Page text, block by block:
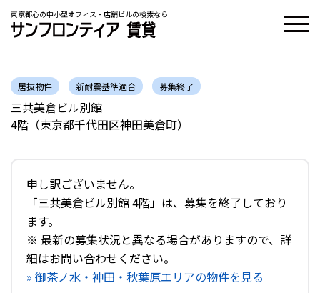
東京都心の中小型オフィス・店舗ビルの検索なら
居抜物件 新耐震基準適合 募集終了
三共美倉ビル別館
4階（東京都千代田区神田美倉町）
申し訳ございません。
「三共美倉ビル別館 4階」は、募集を終了しており
ます。
※ 最新の募集状況と異なる場合がありますので、詳
細はお問い合わせください。
» 御茶ノ水・神田・秋葉原エリアの物件を見る